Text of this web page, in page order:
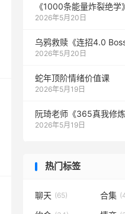
《1000‮能条‬‎
2026年5月20日
乌鸦救赎《连招4.0
2026年5月20日
蛇年顶阶情绪价值课
2026年5月19日
阮琦老师《365真我修炼
2026年5月19日
热门标签
聊天 (65) 合集